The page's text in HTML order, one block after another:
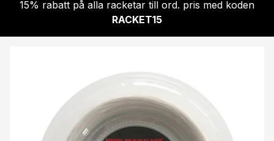
15% rabatt på alla racketar till ord. pris med koden
RACKET15